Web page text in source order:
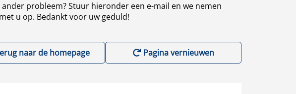
ander probleem? Stuur hieronder een e-mail en we nemen
u op. Bedankt voor uw geduld!
naar de homepage Pagina vernieuwen